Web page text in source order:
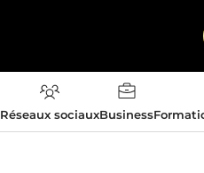
Réseaux sociauxBusiness